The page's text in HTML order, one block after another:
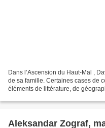
Dans l’Ascension du Haut-Mal ,
de sa famille. Certaines cases de
éléments de littérature, de
Aleksandar Zograf,